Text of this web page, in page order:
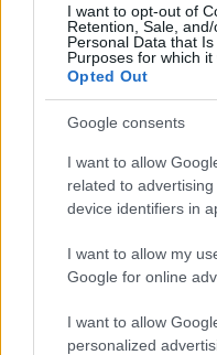
I want to opt-out of
Retention, Sale,
Personal Data that
Purposes for which it
Opted Out
Google consents
I want to allow
related to
device identifiers in
I want to allow my
Google for online
I want to allow
personalized
ce
b
o
o
k
it
te
r
te
re
st
Incendio
A fuoco un
vigili del